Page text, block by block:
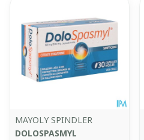
MAYOLY SPINDLER
DOLOSPASMYL